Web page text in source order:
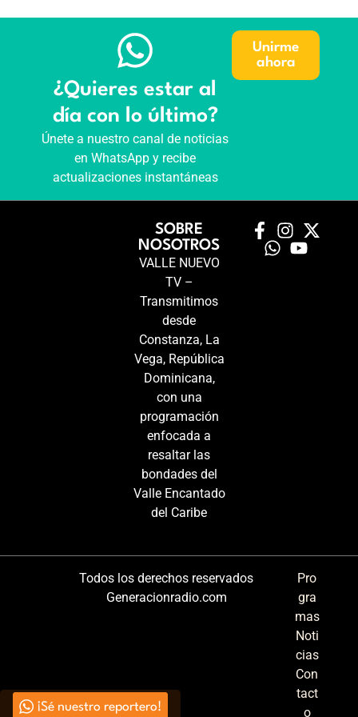
¿Quieres estar al
día con lo último?
Únete a nuestro canal de noticias
en WhatsApp y recibe
actualizaciones instantáneas
Unirme
ahora
SOBRE
NOSOTROS
VALLE NUEVO
TV –
Transmitimos
desde
Constanza, La
Vega, República
Dominicana,
con una
programación
enfocada a
resaltar las
bondades del
Valle Encantado
del Caribe
Todos los derechos reservados
Generacionradio.com
Pro
gra
mas
Noti
cias
Con
tact
o
¡Sé nuestro reportero!